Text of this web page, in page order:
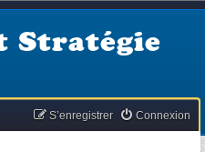
Stratégie
Connexion
S’enregistrer